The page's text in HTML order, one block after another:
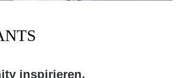
inspirieren.